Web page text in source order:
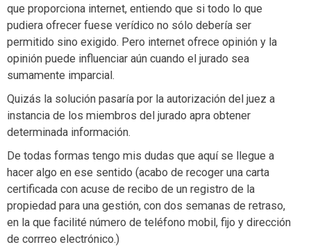
que proporciona internet, entiendo que si todo lo que
pudiera ofrecer fuese verídico no sólo debería ser
permitido sino exigido. Pero internet ofrece opinión y la
opinión puede influenciar aún cuando el jurado sea
sumamente imparcial.
Quizás la solución pasaría por la autorización del juez a
instancia de los miembros del jurado apra obtener
determinada información.
De todas formas tengo mis dudas que aquí se llegue a
hacer algo en ese sentido (acabo de recoger una carta
certificada con acuse de recibo de un registro de la
propiedad para una gestión, con dos semanas de retraso,
en la que facilité número de teléfono mobil, fijo y dirección
de corrreo electrónico.)